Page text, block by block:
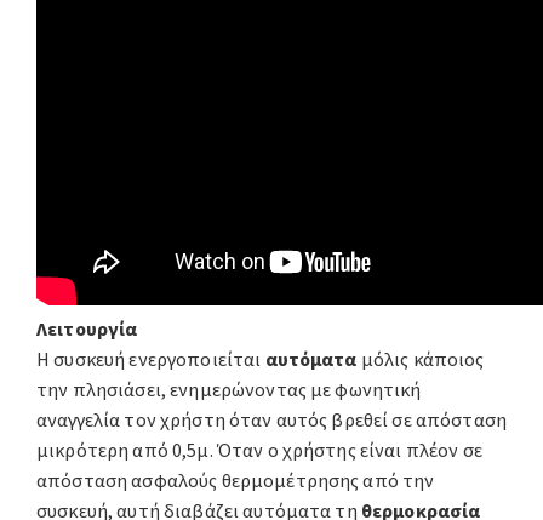
Λειτουργία
Η συσκευή ενεργοποιείται αυτόματα μόλις κάποιος
την πλησιάσει, ενημερώνοντας με φωνητική
αναγγελία τον χρήστη όταν αυτός βρεθεί σε απόσταση
μικρότερη από 0,5μ. Όταν ο χρήστης είναι πλέον σε
απόσταση ασφαλούς θερμομέτρησης από την
συσκευή, αυτή διαβάζει αυτόματα τη θερμοκρασία